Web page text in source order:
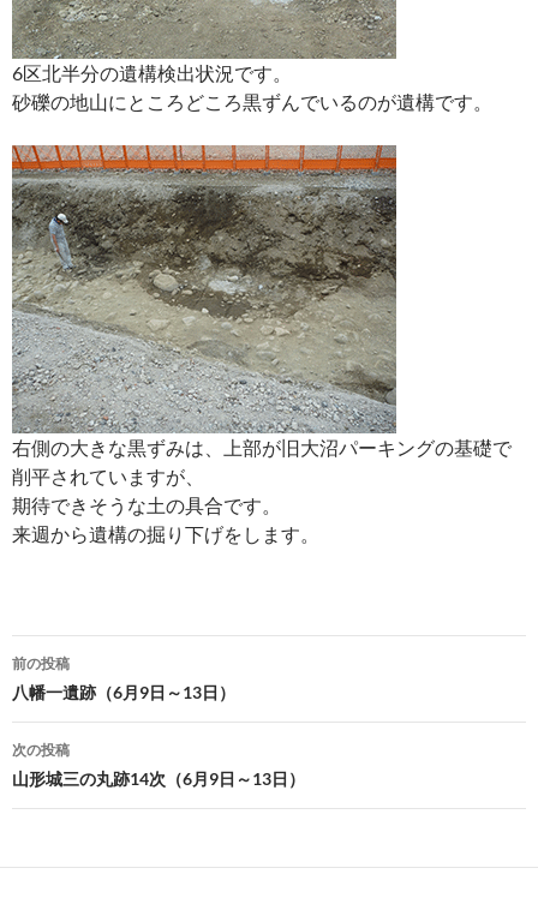
6区北半分の遺構検出状況です。
砂礫の地山にところどころ黒ずんでいるのが遺構です。
右側の大きな黒ずみは、上部が旧大沼パーキングの基礎で
削平されていますが、
期待できそうな土の具合です。
来週から遺構の掘り下げをします。
投
稿
ナ
ビ
ゲ
ー
前の投稿
八幡一遺跡（6月9日～13日）
次の投稿
山形城三の丸跡14次（6月9日～13日）